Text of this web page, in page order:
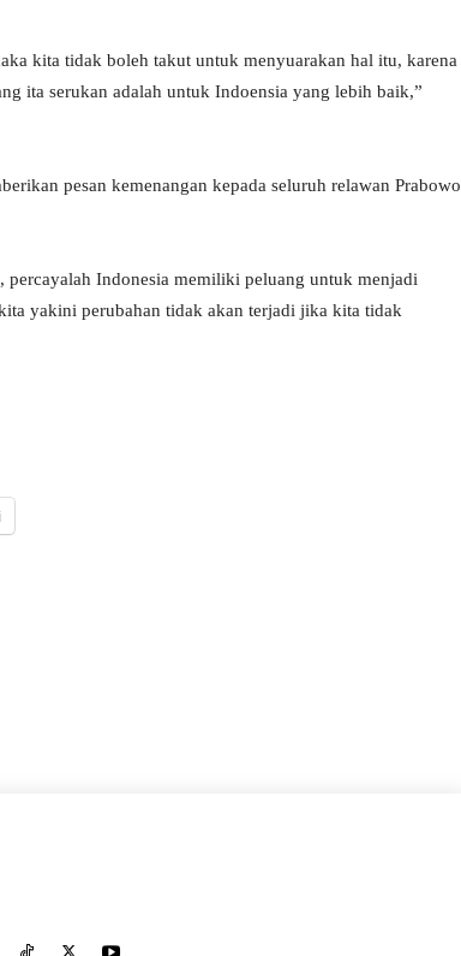
kita tidak boleh takut untuk menyuarakan hal itu, karena
ita serukan adalah untuk Indoensia yang lebih baik,”
pesan kemenangan kepada seluruh relawan Prabowo
percayalah Indonesia memiliki peluang untuk menjadi
yakini perubahan tidak akan terjadi jika kita tidak